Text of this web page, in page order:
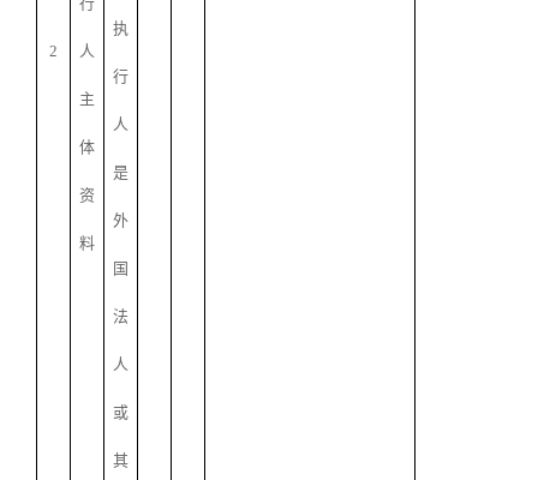
2 人
主
体
资
料
执
行
人
是
外
国
法
人
或
其